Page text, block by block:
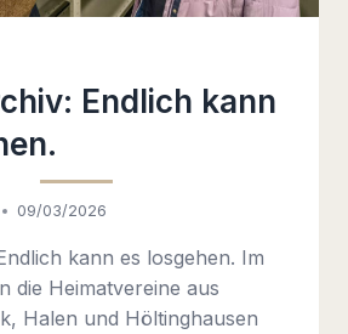
Endlich kann
09/03/2026
kann es losgehen. Im
die Heimatvereine aus
Halen und Höltinghausen